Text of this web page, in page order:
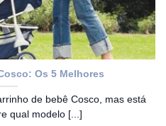
Os 5 Melhores
de bebê Cosco, mas está
qual modelo [...]